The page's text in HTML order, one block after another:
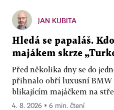
JAN KUBITA
Hledá se papaláš.
majákem skrze
Před několika dny se do
přihnalo obří luxusní BMW
blikajícím majáčkem na
4. 8. 2026 ▪ 6 min. čtení